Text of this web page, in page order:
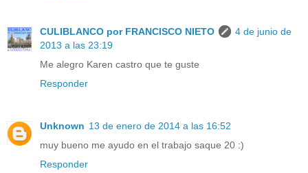
CULIBLANCO por FRANCISCO NIETO
4 de junio de
2013 a las 23:19
Me alegro Karen castro que te guste
Responder
Unknown 13 de enero de 2014 a las 16:52
muy bueno me ayudo en el trabajo saque 20 :)
Responder